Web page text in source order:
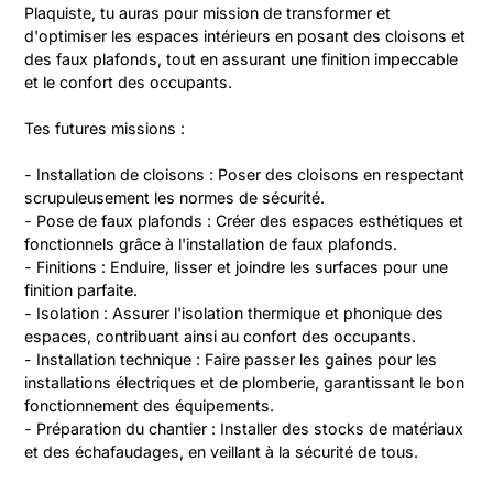
Plaquiste, tu auras pour mission de transformer et
d'optimiser les espaces intérieurs en posant des cloisons et
des faux plafonds, tout en assurant une finition impeccable
et le confort des occupants.
Tes futures missions :
- Installation de cloisons : Poser des cloisons en respectant
scrupuleusement les normes de sécurité.
- Pose de faux plafonds : Créer des espaces esthétiques et
fonctionnels grâce à l'installation de faux plafonds.
- Finitions : Enduire, lisser et joindre les surfaces pour une
finition parfaite.
- Isolation : Assurer l'isolation thermique et phonique des
espaces, contribuant ainsi au confort des occupants.
- Installation technique : Faire passer les gaines pour les
installations électriques et de plomberie, garantissant le bon
fonctionnement des équipements.
- Préparation du chantier : Installer des stocks de matériaux
et des échafaudages, en veillant à la sécurité de tous.